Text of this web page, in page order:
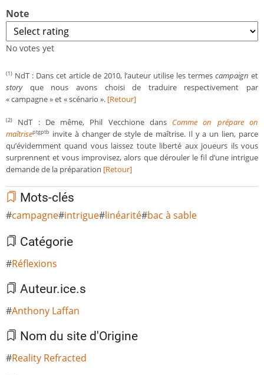
Note
No votes yet
(1) NdT : Dans cet article de 2010, l’auteur utilise les termes campaign et
storyque nous avons choisi de traduire respectivement par
« campagne » et « scénario ». [Retour]
(2) NdT : De même, Phil Vecchione dans Comme on prépare on
maîtriseptgptb invite à changer de style de maîtrise. Il y a un lien, parce
qu’évidemment quand vous laissez toute liberté aux joueurs ils vous
surprennent et vous improvisez, alors que dérouler le fil d’une intrigue
demande de la préparation [Retour]
Mots-clés
campagne intrigue linéarité bac à sable
Catégorie
Réflexions
Auteur.ice.s
Anthony Laffan
Nom du site d'Origine
Reality Refracted